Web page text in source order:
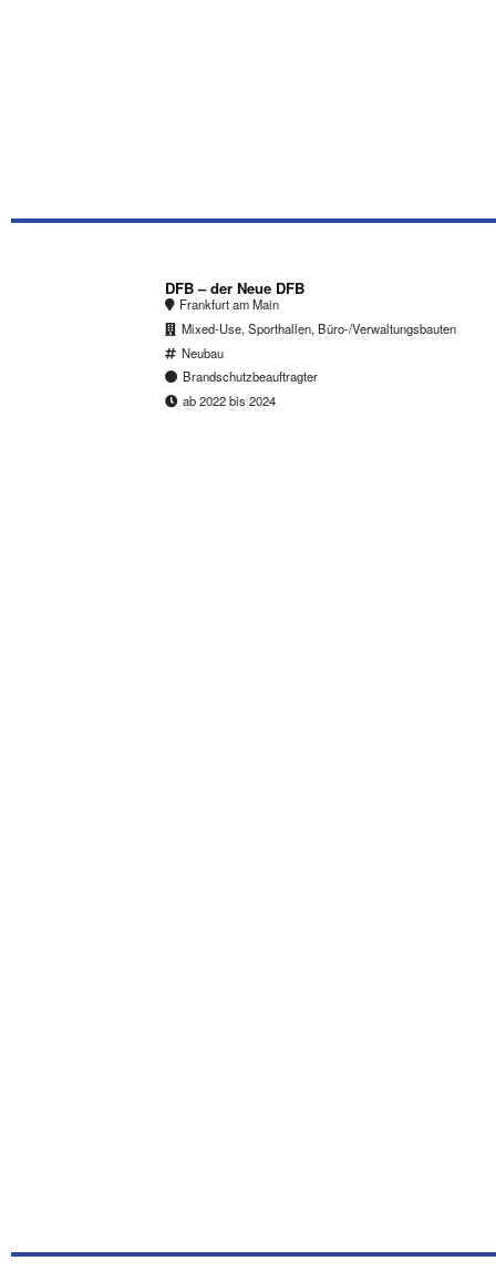
DFB – der Neue DFB
Frankfurt am Main
Mixed-Use, Sporthallen, Büro-/Verwaltungsbauten
Neubau
Brandschutzbeauftragter
ab 2022 bis 2024